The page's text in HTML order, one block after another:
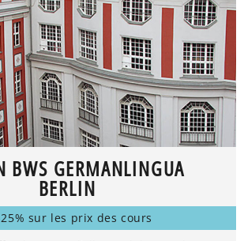
BWS GERMANLINGUA
BERLIN
sur les prix des cours